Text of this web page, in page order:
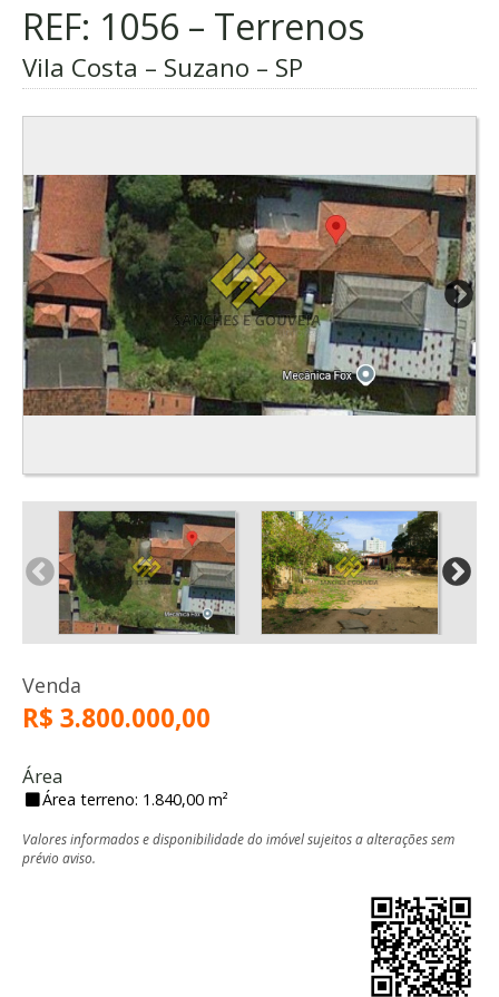
REF: 1056 – Terrenos
Vila Costa – Suzano – SP
Venda
R$ 3.800.000,00
Área
Área terreno: 1.840,00 m²
Valores informados e disponibilidade do imóvel sujeitos a alterações sem
prévio aviso.